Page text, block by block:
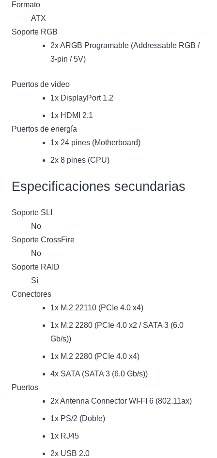
Formato
ATX
Soporte RGB
2x ARGB Programable (Addressable RGB /
3-pin / 5V)
Puertos de video
1x DisplayPort 1.2
1x HDMI 2.1
Puertos de energía
1x 24 pines (Motherboard)
2x 8 pines (CPU)
Especificaciones secundarias
Soporte SLI
No
Soporte CrossFire
No
Soporte RAID
Sí
Conectores
1x M.2 22110 (PCIe 4.0 x4)
1x M.2 2280 (PCIe 4.0 x2 / SATA 3 (6.0
Gb/s))
1x M.2 2280 (PCIe 4.0 x4)
4x SATA (SATA 3 (6.0 Gb/s))
Puertos
2x Antenna Connector WI-FI 6 (802.11ax)
1x PS/2 (Doble)
1x RJ45
2x USB 2.0